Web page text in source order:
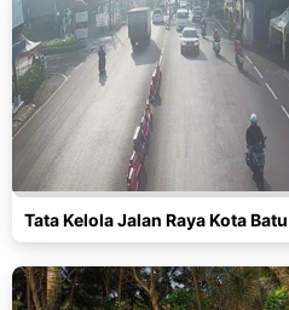
Tata Kelola Jalan Raya Kota